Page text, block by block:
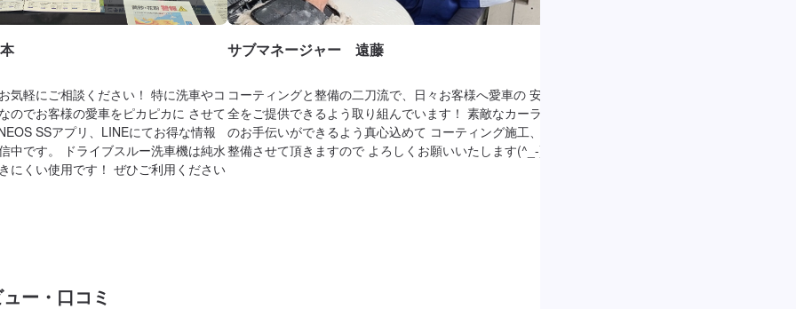
気軽にご相談ください！ 特に洗車やコ
のでお客様の愛車をピカピカに させて
SSアプリ、LINEにてお得な情報
中です。 ドライブスルー洗車機は純水
にくい使用です！ ぜひご利用ください
サブマネージャー 遠藤
コーティングと整備の二刀流で、日々お客様へ愛車の 安心安
全をご提供できるよう取り組んでいます！ 素敵なカーライフ
のお手伝いができるよう真心込めて コーティング施工、点検
整備させて頂きますので よろしくお願いいたします(^_-)-☆
ー・口コミ